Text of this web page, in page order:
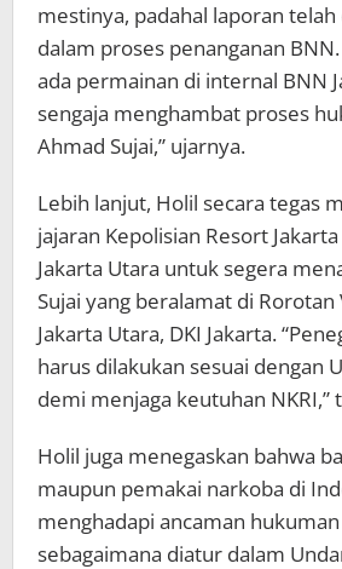
mestinya, padahal laporan
dalam proses penanganan
ada permainan di internal BNN
sengaja menghambat proses
Ahmad Sujai,” ujarnya.
Lebih lanjut, Holil secara tegas
jajaran Kepolisian Resort
Jakarta Utara untuk segera
Sujai yang beralamat di Rorotan
Jakarta Utara, DKI Jakarta.
harus dilakukan sesuai dengan
demi menjaga keutuhan NKRI,”
Holil juga menegaskan bahwa
maupun pemakai narkoba di
menghadapi ancaman
sebagaimana diatur dalam